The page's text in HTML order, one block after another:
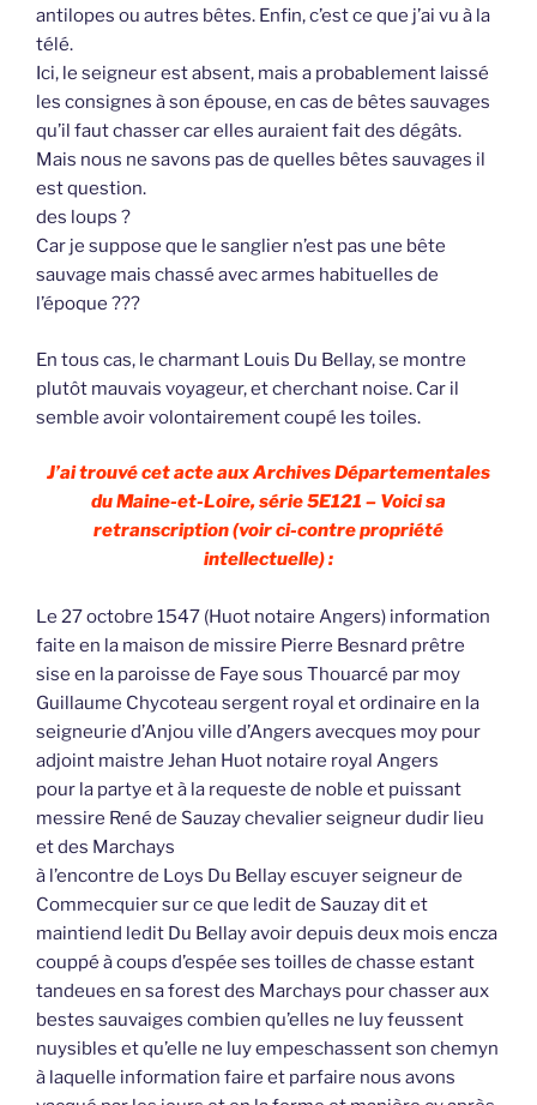
antilopes ou autres bêtes. Enfin, c’est ce que j’ai vu à la
télé.
Ici, le seigneur est absent, mais a probablement laissé
les consignes à son épouse, en cas de bêtes sauvages
qu’il faut chasser car elles auraient fait des dégâts.
Mais nous ne savons pas de quelles bêtes sauvages il
est question.
des loups ?
Car je suppose que le sanglier n’est pas une bête
sauvage mais chassé avec armes habituelles de
l’époque ???
En tous cas, le charmant Louis Du Bellay, se montre
plutôt mauvais voyageur, et cherchant noise. Car il
semble avoir volontairement coupé les toiles.
J’ai trouvé cet acte aux Archives Départementales
du Maine-et-Loire, série 5E121 – Voici sa
retranscription (voir ci-contre propriété
intellectuelle) :
Le 27 octobre 1547 (Huot notaire Angers) information
faite en la maison de missire Pierre Besnard prêtre
sise en la paroisse de Faye sous Thouarcé par moy
Guillaume Chycoteau sergent royal et ordinaire en la
seigneurie d’Anjou ville d’Angers avecques moy pour
adjoint maistre Jehan Huot notaire royal Angers
pour la partye et à la requeste de noble et puissant
messire René de Sauzay chevalier seigneur dudir lieu
et des Marchays
à l’encontre de Loys Du Bellay escuyer seigneur de
Commecquier sur ce que ledit de Sauzay dit et
maintiend ledit Du Bellay avoir depuis deux mois encza
couppé à coups d’espée ses toilles de chasse estant
tandeues en sa forest des Marchays pour chasser aux
bestes sauvaiges combien qu’elles ne luy feussent
nuysibles et qu’elle ne luy empeschassent son chemyn
à laquelle information faire et parfaire nous avons